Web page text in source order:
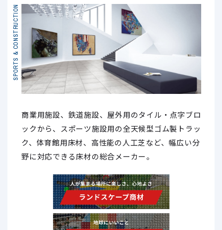
SPORTS & CONSTRUCTION
商業用施設、鉄道施設、屋外用のタイル・点字ブロ
ックから、スポーツ施設用の全天候型ゴム製トラッ
ク、体育館用床材、高性能の人工芝など、幅広い分
野に対応できる床材の総合メーカー。